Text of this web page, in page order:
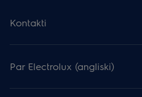
Kontakti
Atstāj atsauksmi
Serviss un atbalsts
Reģistrēt produktu
Par Electrolux (angliski)